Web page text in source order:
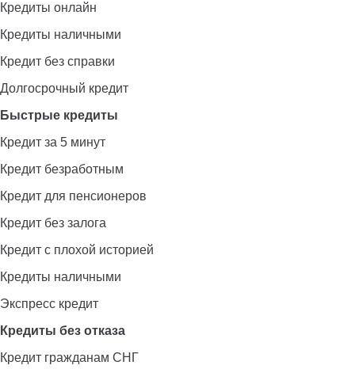
Кредиты онлайн
Кредиты наличными
Кредит без справки
Долгосрочный кредит
Быстрые кредиты
Кредит за 5 минут
Кредит безработным
Кредит для пенсионеров
Кредит без залога
Кредит с плохой историей
Кредиты наличными
Экспресс кредит
Кредиты без отказа
Кредит гражданам СНГ